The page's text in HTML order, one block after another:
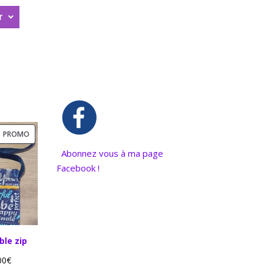
PROMO
zip
€
Abonnez vous à ma page
Facebook !